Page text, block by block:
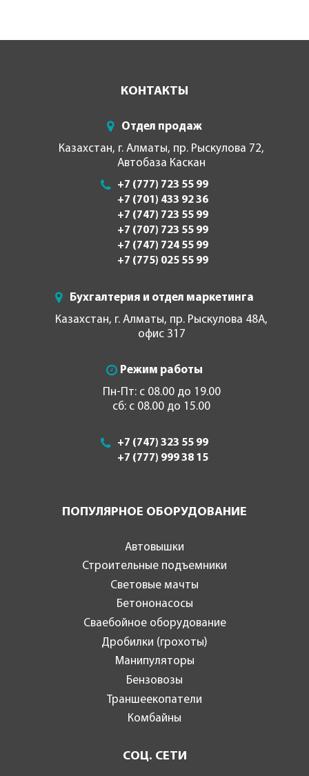
КОНТАКТЫ
Отдел продаж
Казахстан, г. Алматы, пр. Рыскулова 72,
Автобаза Каскан
+7 (777) 723 55 99
+7 (701) 433 92 36
+7 (747) 723 55 99
+7 (707) 723 55 99
+7 (747) 724 55 99
+7 (775) 025 55 99
Бухгалтерия и отдел маркетинга
Казахстан, г. Алматы, пр. Рыскулова 48А,
офис 317
Режим работы
Пн-Пт: с 08.00 до 19.00
сб: с 08.00 до 15.00
+7 (747) 323 55 99
+7 (777) 999 38 15
ПОПУЛЯРНОЕ ОБОРУДОВАНИЕ
Автовышки
Строительные подъемники
Световые мачты
Бетононасосы
Сваебойное оборудование
Дробилки (грохоты)
Манипуляторы
Бензовозы
Траншеекопатели
Комбайны
СОЦ. СЕТИ